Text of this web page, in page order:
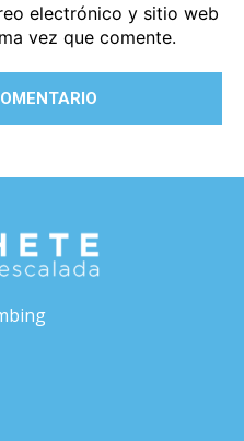
electrónico y sitio web
vez que comente.